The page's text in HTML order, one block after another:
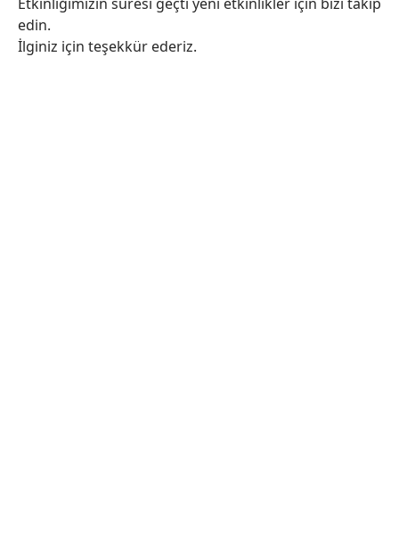
edin.
İlginiz için teşekkür ederiz.